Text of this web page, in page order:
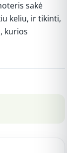
sakė
keliu, ir tikinti,
kurios